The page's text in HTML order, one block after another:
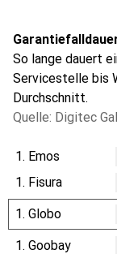
So lange dauert
Servicestelle bis
Durchschnitt.
Quelle: Digitec
1. Emos
1. Fisura
1. Globo
1. Goobay